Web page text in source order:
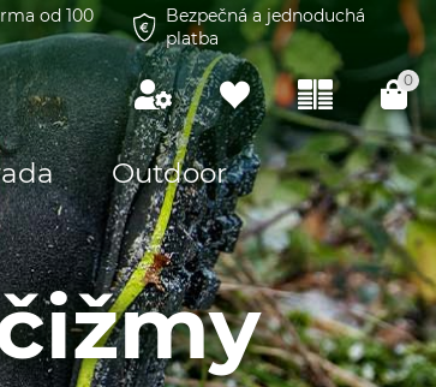
od 100
Bezpečná a jednoduchá
platba
0
Outdoor